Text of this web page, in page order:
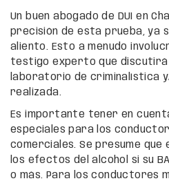
Un buen abogado de DUI en
precisión de esta prueba, ya
aliento. Esto a menudo
testigo experto que discutirá
laboratorio de criminalística
realizada.
Es importante tener en
especiales para los
comerciales. Se presume que
los efectos del alcohol si su
o más. Para los conductores